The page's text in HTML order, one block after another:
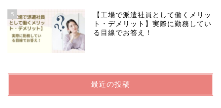
5
【工場で派遣社員として働くメリッ
ト・デメリット】実際に勤務してい
る目線でお答え！
最近の投稿